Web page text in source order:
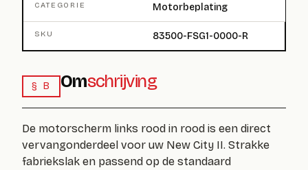
CATEGORIE Motorbeplating
SKU 83500-FSG1-0000-R
§ B Omschrijving
De motorscherm links rood in rood is een direct
vervangonderdeel voor uw New City II. Strakke
fabriekslak en passend op de standaard